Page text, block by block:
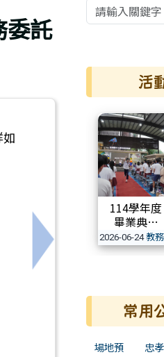
委託
項自我成長研習及國外參
下一筆：臺南市政府
活
114學年度
畢業典禮
2026-06-24 教
活動相簿
常用
場地預
忠